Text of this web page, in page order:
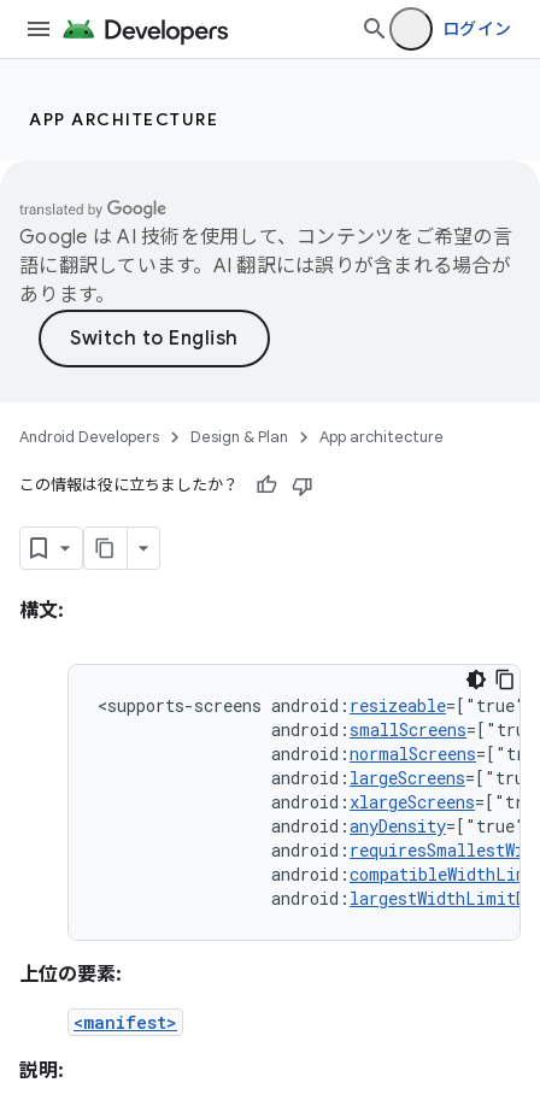
ログイン
APP ARCHITECTURE
Google は AI 技術を使用して、コンテンツをご希望の言
語に翻訳しています。AI 翻訳には誤りが含まれる場合が
あります。
Android Developers Design & Plan App architecture
この情報は役に立ちましたか？
構文:
<supports-screens android: resizeable=["true"|
android:smallScreens
android:normalScreens
android: largeScreens
android: xlargeScreens
android:anyDensity=["true"
android:
android:
android: largestWidthLimitDp
上位の要素:
<manifest>
説明: